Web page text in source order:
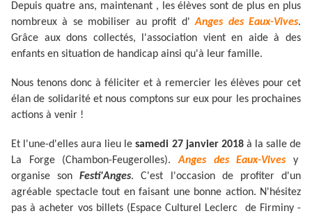
Depuis quatre ans, maintenant , les élèves sont de plus en plus
nombreux à se mobiliser au profit d'Anges des Eaux-Vives.
Grâce aux dons collectés, l'association vient en aide à des
enfants en situation de handicap ainsi qu'à leur famille.
Nous tenons donc à féliciter et à remercier les élèves pour cet
élan de solidarité et nous comptons sur eux pour les prochaines
actions à venir !
Et l'une-d'elles aura lieu lesamedi 27 janvier 2018à la salle de
La Forge (Chambon-Feugerolles).Anges des Eaux-Vivesy
organise sonFesti'Anges. C'est l'occasion de profiter d'un
agréable spectacle tout en faisant une bonne action. N'hésitez
pas à acheter vos billets (Espace Culturel Leclerc de Firminy -